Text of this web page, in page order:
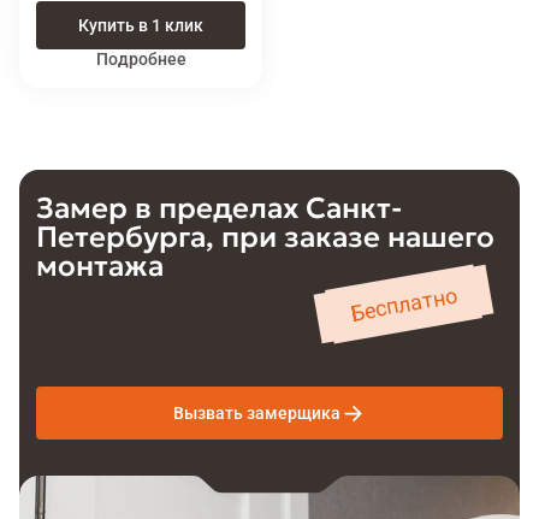
Купить в 1 клик
Подробнее
Замер в пределах Санкт-
Петербурга, при заказе нашего
монтажа
Бесплатно
Вызвать замерщика